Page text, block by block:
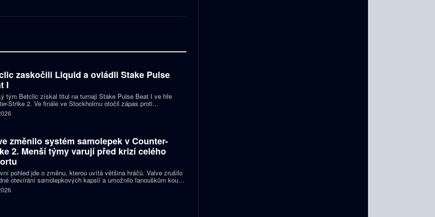
zaskočili Liquid a ovládli Stake Pulse
I
tým Betclic získal titul na turnaji Stake Pulse Beat I ve hře
Strike 2. Ve finále ve Stockholmu otočil zápas proti
Liquid a zvítězil 2:1 na mapy.
změnilo systém samolepek v Counter-
2. Menší týmy varují před krizí celého
pohled jde o změnu, kterou uvítá většina hráčů. Valve zrušilo
otevírání samolepkových kapslí a umožnilo fanouškům koupit
samolepku svého oblíbeného týmu nebo hráče. Podle řady
ale nový systém dramaticky snižuje jejich příjmy a může